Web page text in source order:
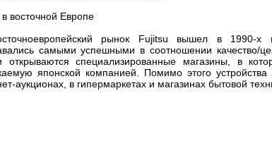
восточной Европе
рынок Fujitsu вышел в 1990-х
самыми успешными в соотношении качество/
открываются специализированные магазины, в
японской компанией. Помимо этого
аукционах, в гипермаркетах и магазинах бытовой